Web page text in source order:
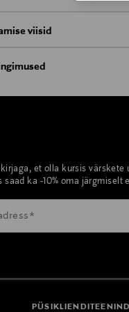
viisid
või
et olla kursis värskete
saad ka -10% oma järgmiselt